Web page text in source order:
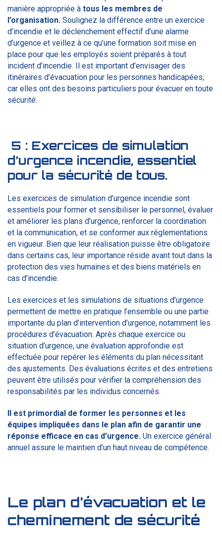
manière appropriée à tous les membres de
l’organisation. Soulignez la différence entre un exercice
d’incendie et le déclenchement effectif d’une alarme
d’urgence et veillez à ce qu’une formation soit mise en
place pour que les employés soient préparés à tout
incident d’incendie. Il est important d’envisager des
itinéraires d’évacuation pour les personnes handicapées,
car elles ont des besoins particuliers pour évacuer en toute
sécurité.
5 : Exercices de simulation
d’urgence incendie, essentiel
pour la sécurité de tous.
Les exercices de simulation d’urgence incendie sont
essentiels pour former et sensibiliser le personnel, évaluer
et améliorer les plans d’urgence, renforcer la coordination
et la communication, et se conformer aux réglementations
en vigueur. Bien que leur réalisation puisse être obligatoire
dans certains cas, leur importance réside avant tout dans la
protection des vies humaines et des biens matériels en
cas d’incendie.
Les exercices et les simulations de situations d’urgence
permettent de mettre en pratique l’ensemble ou une partie
importante du plan d’intervention d’urgence, notamment les
procédures d’évacuation. Après chaque exercice ou
situation d’urgence, une évaluation approfondie est
effectuée pour repérer les éléments du plan nécessitant
des ajustements. Des évaluations écrites et des entretiens
peuvent être utilisés pour vérifier la compréhension des
responsabilités par les individus concernés.
Il est primordial de former les personnes et les
équipes impliquées dans le plan afin de garantir une
réponse efficace en cas d’urgence. Un exercice général
annuel assure le maintien d’un haut niveau de compétence.
Le plan d’évacuation et le
cheminement de sécurité